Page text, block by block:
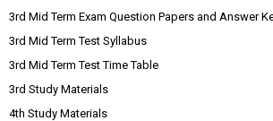
3rd Mid Term Exam Question Papers and Answer
3rd Mid Term Test Syllabus
3rd Mid Term Test Time Table
3rd Study Materials
4th Study Materials